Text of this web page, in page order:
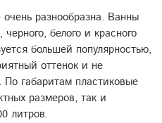
разнообразна. Ванны
белого и красного
большей популярностью,
оттенок и не
По габаритам пластиковые
размеров, так и
литров.